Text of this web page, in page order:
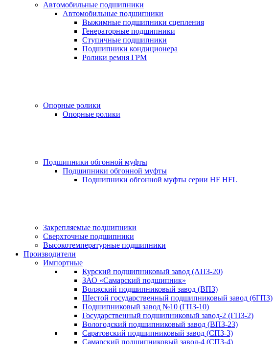
Автомобильные подшипники
Автомобильные подшипники
Выжимные подшипники сцепления
Генераторные подшипники
Ступичные подшипники
Подшипники кондиционера
Ролики ремня ГРМ
Опорные ролики
Опорные ролики
Подшипники обгонной муфты
Подшипники обгонной муфты
Подшипники обгонной муфты серии HF HFL
Закрепляемые подшипники
Сверхточные подшипники
Высокотемпературные подшипники
Производители
Импортные
Курский подшипниковый завод (АПЗ-20)
ЗАО «Самарский подшипник»
Волжский подшипниковый завод (ВПЗ)
Шестой государственный подшипниковый завод (6ГПЗ)
Подшипниковый завод №10 (ГПЗ-10)
Государственный подшипниковый завод-2 (ГПЗ-2)
Вологодский подшипниковый завод (ВПЗ-23)
Саратовский подшипниковый завод (СПЗ-3)
Самарский подшипниковый завод-4 (СПЗ-4)